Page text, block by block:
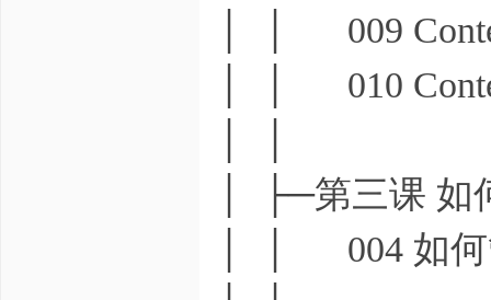
│ │ 009
│ │ 010
│ ├─第三课 如
│ │ 004 如何